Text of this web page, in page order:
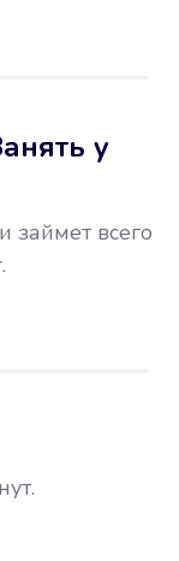
в
у
займет всего